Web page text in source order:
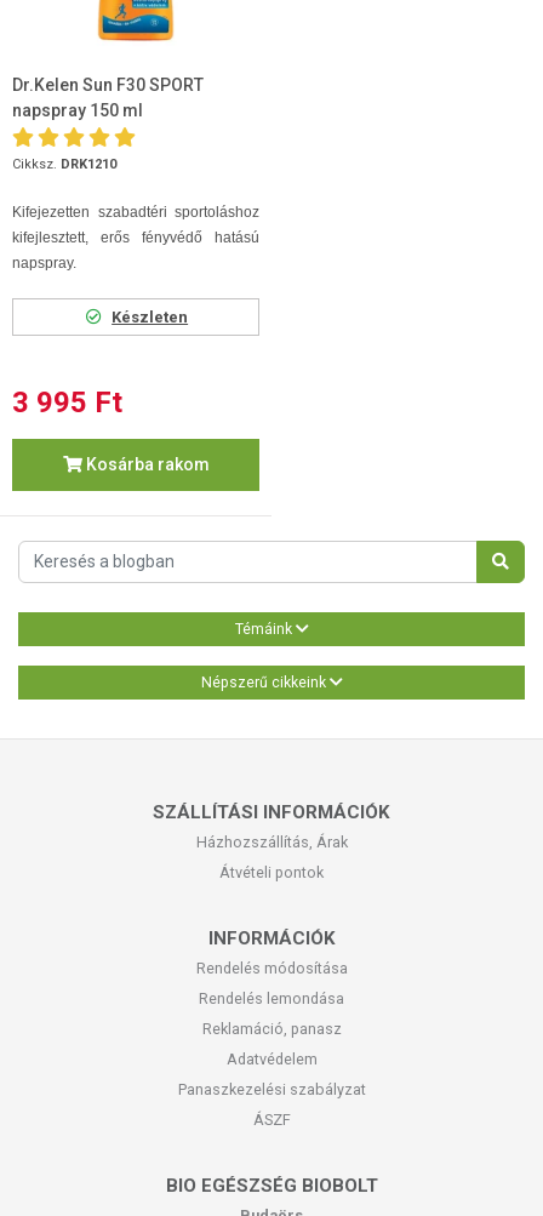
Dr.Kelen Sun F30 SPORT
napspray 150 ml
Cikksz. DRK1210
Kifejezetten szabadtéri sportoláshoz
kifejlesztett, erős fényvédő hatású
napspray.
Készleten
3 995 Ft
Kosárba rakom
Témáink
Népszerű cikkeink
SZÁLLÍTÁSI INFORMÁCIÓK
Házhozszállítás, Árak
Átvételi pontok
INFORMÁCIÓK
Rendelés módosítása
Rendelés lemondása
Reklamáció, panasz
Adatvédelem
Panaszkezelési szabályzat
ÁSZF
BIO EGÉSZSÉG BIOBOLT